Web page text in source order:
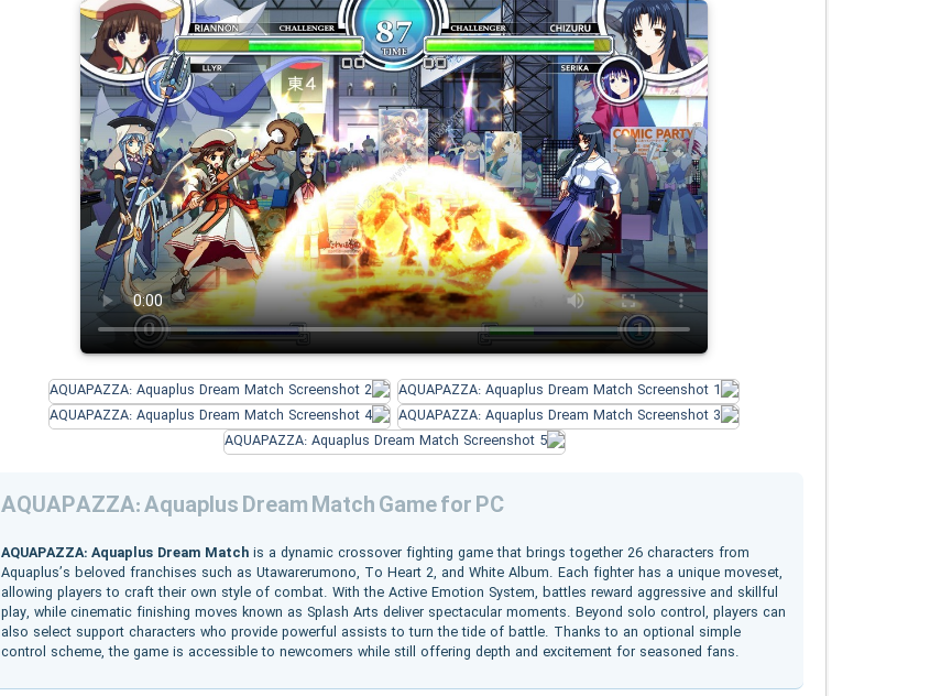
AQUAPAZZA: Aquaplus Dream Match Game for PC
AQUAPAZZA: Aquaplus Dream Match is a dynamic crossover fighting game that brings together 26 characters from
Aquaplus’s beloved franchises such as Utawarerumono, To Heart 2, and White Album. Each fighter has a unique moveset,
allowing players to craft their own style of combat. With the Active Emotion System, battles reward aggressive and skillful
play, while cinematic finishing moves known as Splash Arts deliver spectacular moments. Beyond solo control, players can
also select support characters who provide powerful assists to turn the tide of battle. Thanks to an optional simple
control scheme, the game is accessible to newcomers while still offering depth and excitement for seasoned fans.